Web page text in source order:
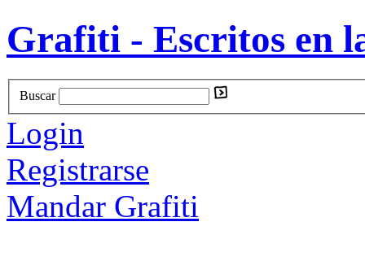
Grafiti - Escritos en
Buscar
Login
Registrarse
Mandar Grafiti